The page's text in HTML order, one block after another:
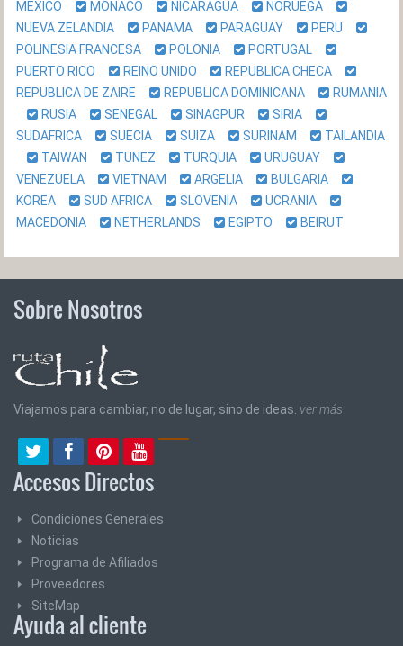
MEXICO
MONACO NICARAGUA
NORUEGA
NUEVA ZELANDIA
PANAMA PARAGUAY
PERU
POLINESIA FRANCESA
POLONIA
PORTUGAL
PUERTO RICO
REINO UNIDO
REPUBLICA CHECA
REPUBLICA DE ZAIRE
REPUBLICA DOMINICANA
RUMANIA
RUSIA
SENEGAL SINAGPUR
SIRIA
SUDAFRICA
SUECIA SUIZA SURINAM
TAILANDIA
TAIWAN
TUNEZ TURQUIA
URUGUAY
VENEZUELA
VIETNAM ARGELIA
BULGARIA
KOREA
SUD AFRICA SLOVENIA
UCRANIA
MACEDONIA
NETHERLANDS EGIPTO BEIRUT
Sobre Nosotros
Viajamos para cambiar, no de lugar, sino de ideas. ver más
Accesos Directos
Condiciones Generales
Noticias
Programa de Afiliados
Proveedores
SiteMap
Ayuda al cliente